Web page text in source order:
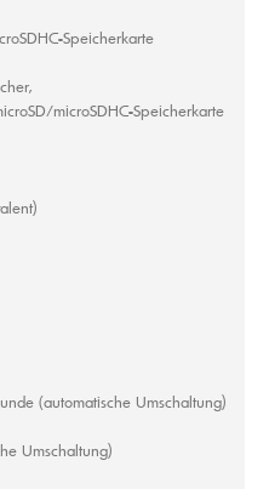
Speicherkarte
microSDHC-Speicherkarte
(automatische Umschaltung)
Umschaltung)